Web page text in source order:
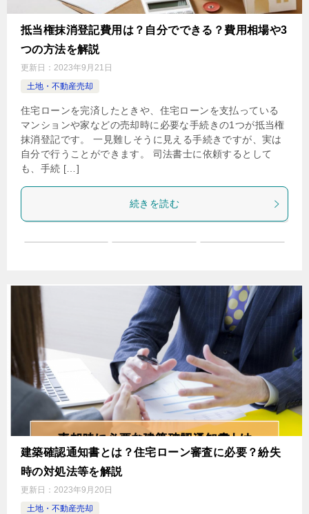
抵当権抹消登記費用は？自分でできる？費用相場や3
つの方法を解説
更新日： 2023年9月21日
土地・不動産売却
住宅ローンを完済したときや、住宅ローンを支払っている
マンションや家などの売却時に必要な手続きの1つが抵当権
抹消登記です。 一見難しそうに見える手続きですが、実は
自分で行うことができます。 司法書士に依頼するとして
も、手続 […]
続きを読む
建築確認通知書とは？住宅ローン審査に必要？紛失
時の対処法等を解説
更新日： 2023年9月20日
土地・不動産売却